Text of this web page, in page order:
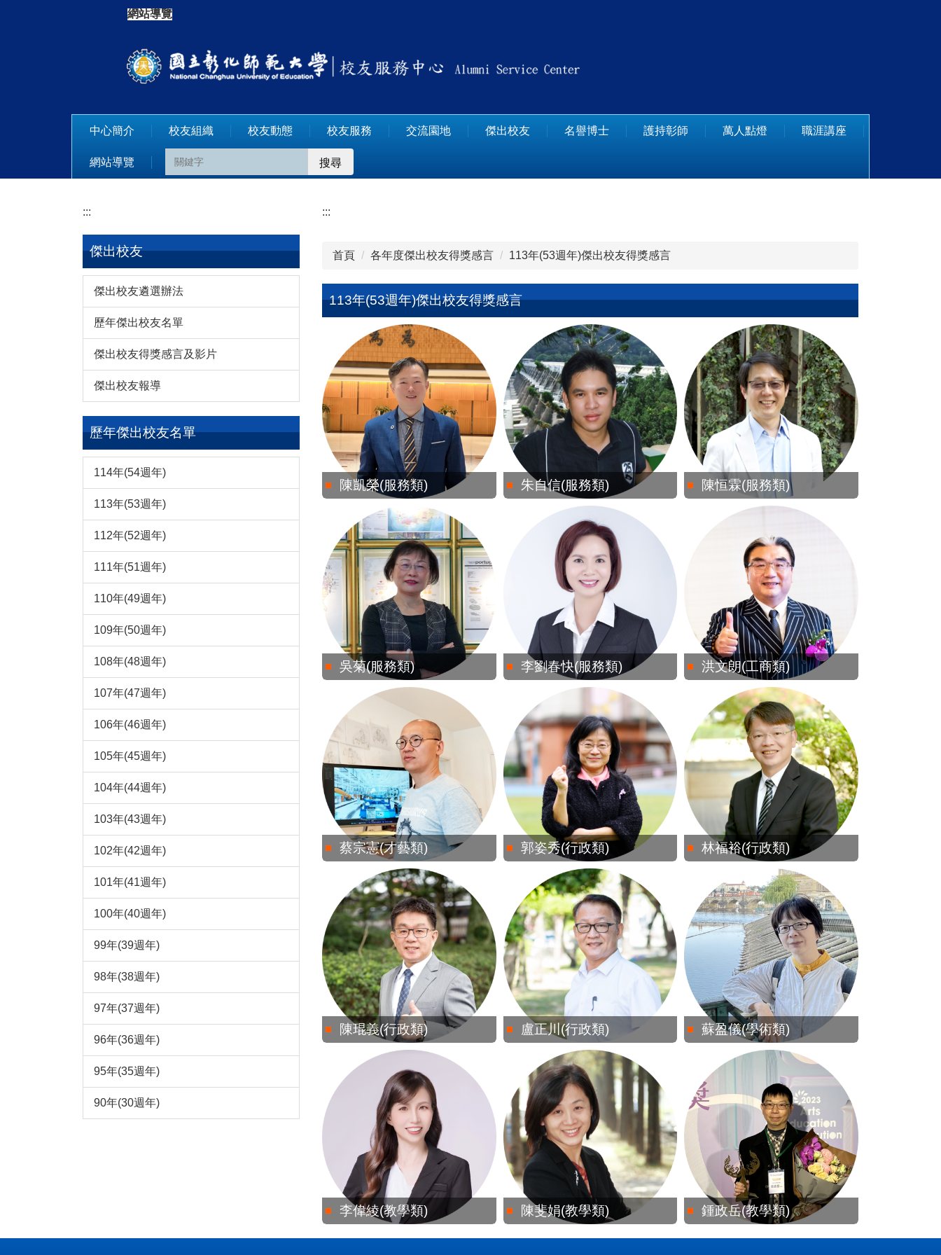
網站導覽
中心簡介 校友組織 校友動態 校友服務 交流園地 傑出校友 名譽博士 護持彰師 萬人點燈 職涯講座
網站導覽 搜尋
:::
傑出校友
傑出校友遴選辦法
歷年傑出校友名單
傑出校友得獎感言及影片
傑出校友報導
歷年傑出校友名單
114年(54週年)
113年(53週年)
112年(52週年)
111年(51週年)
110年(49週年)
109年(50週年)
108年(48週年)
107年(47週年)
106年(46週年)
105年(45週年)
104年(44週年)
103年(43週年)
102年(42週年)
101年(41週年)
100年(40週年)
99年(39週年)
98年(38週年)
97年(37週年)
96年(36週年)
95年(35週年)
90年(30週年)
:::
首頁 各年度傑出校友得獎感言 113年(53週年)傑出校友得獎感言
113年(53週年)傑出校友得獎感言
陳凱榮(服務類) 朱自信(服務類) 陳恒霖(服務類)
吳菊(服務類) 李劉春快(服務類) 洪文朗(工商類)
蔡宗憲(才藝類) 郭姿秀(行政類) 林福裕(行政類)
陳琨義(行政類) 盧正川(行政類) 蘇盈儀(學術類)
李偉綾(教學類) 陳斐娟(教學類) 鍾政岳(教學類)